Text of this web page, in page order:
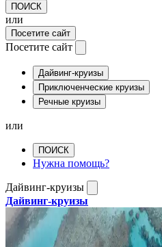
ПОИСК
или
Посетите сайт
Посетите сайт
Дайвинг-круизы
Приключенческие круизы
Речные круизы
или
ПОИСК
Нужна помощь?
Дайвинг-круизы
Дайвинг-круизы